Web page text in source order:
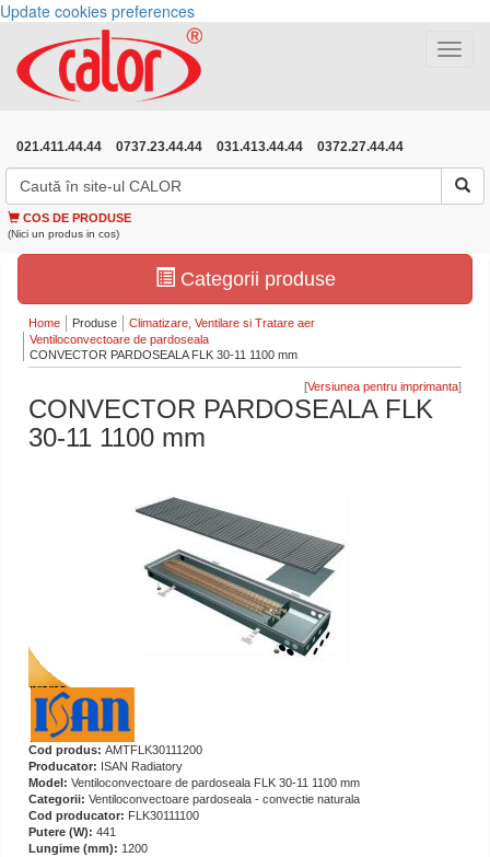
Update cookies preferences
Toggle
021.411.44.44 0737.23.44.44 031.413.44.44 0372.27.44.44
COS DE PRODUSE
(Nici un produs in cos)
Categorii produse
Home Produse
Climatizare, Ventilare si Tratare aer
Ventiloconvectoare de pardoseala
CONVECTOR PARDOSEALA FLK 30-11 1100 mm
[ ]
CONVECTOR PARDOSEALA FLK
30-11 1100 mm
Cod produs: AMTFLK30111200
Producator: ISAN Radiatory
Model: Ventiloconvectoare de pardoseala FLK 30-11 1100 mm
Categorii: Ventiloconvectoare pardoseala - convectie naturala
Cod producator: FLK30111100
Putere (W): 441
Lungime (mm): 1200